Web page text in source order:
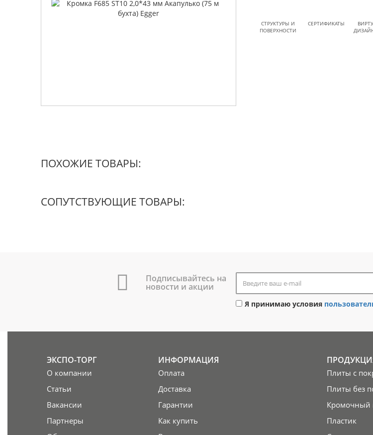
СТРУКТУРЫ И
ПОВЕРХНОСТИ
СЕРТИФИКАТЫ
ПОХОЖИЕ ТОВАРЫ:
СОПУТСТВУЮЩИЕ ТОВАРЫ:
Подписывайтесь на
новости и акции
Я принимаю условия
ЭКСПО-ТОРГ
О компании
Статьи
Вакансии
Партнеры
ИНФОРМАЦИЯ
Оплата
Доставка
Гарантии
Как купить
Плиты с
Плиты без
Кромочный
Пластик